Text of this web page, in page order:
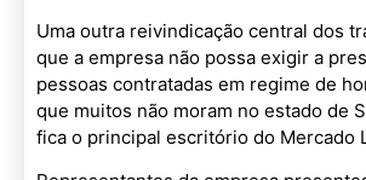
Uma outra reivindicação central dos
que a empresa não possa exigir a
pessoas contratadas em regime de
que muitos não moram no estado de
fica o principal escritório do Mercado